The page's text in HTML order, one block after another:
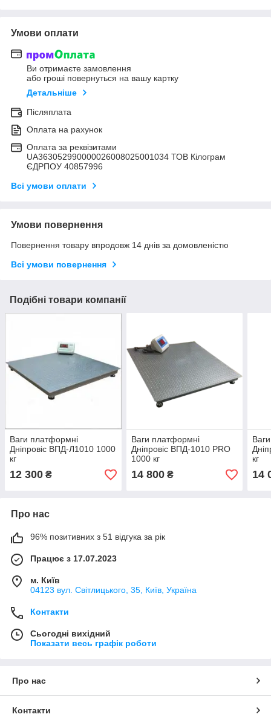
Умови оплати
Ви отримаєте замовлення
або гроші повернуться на вашу картку
Детальніше
Післяплата
Оплата на рахунок
Оплата за реквізитами
UA363052990000026008025001034 ТОВ Кілограм
ЄДРПОУ 40857996
Всі умови оплати
Умови повернення
Повернення товару впродовж 14 днів за домовленістю
Всі умови повернення
Подібні товари компанії
Ваги платформні
Дніпровіс ВПД-Л1010 1000
кг
12 300 ₴
Ваги платформні
Дніпровіс ВПД-1010 PRO
1000 кг
14 800₴
кг
14
Про нас
96% позитивних з 51 відгука за рік
Працює з 17.07.2023
м. Київ
04123 вул. Світлицького, 35, Київ, Україна
Контакти
Сьогодні вихідний
Показати весь графік роботи
Про нас
Контакти